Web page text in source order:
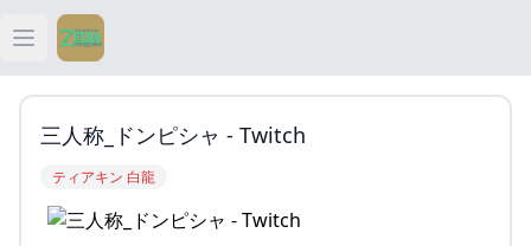
Open main menu
ティアキン
ティアキン 武器
三人称_ドンピシャ - Twitch
ティアキン 白龍